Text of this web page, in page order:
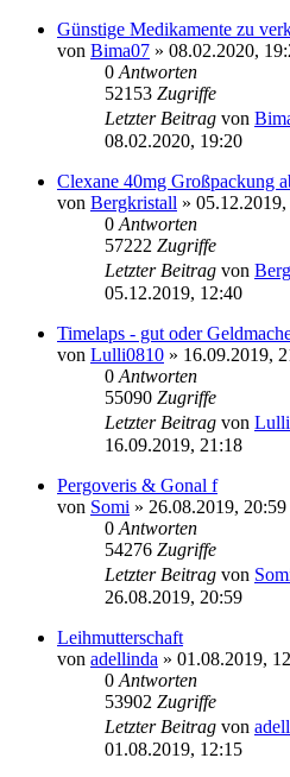
Günstige Medikamente zu
von Bima07 » 08.02.2020,
0 Antworten
52153 Zugriffe
Letzter Beitrag von
08.02.2020, 19:20
Clexane 40mg Großpackung
von Bergkristall »
0 Antworten
57222 Zugriffe
Letzter Beitrag von
05.12.2019, 12:40
Timelaps - gut oder
von Lulli0810 » 16.09.2019,
0 Antworten
55090 Zugriffe
Letzter Beitrag von
16.09.2019, 21:18
Pergoveris & Gonal f
von Somi » 26.08.2019,
0 Antworten
54276 Zugriffe
Letzter Beitrag von
26.08.2019, 20:59
Leihmutterschaft
von adellinda » 01.08.2019,
0 Antworten
53902 Zugriffe
Letzter Beitrag von
01.08.2019, 12:15